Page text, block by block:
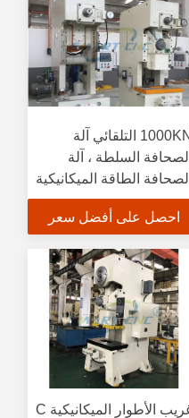
1000KN التلقائي آلة
الصحافة السلطة ، آلة
الصحافة الطاقة الميكانيكية
احصل على أفضل سعر
غريب الأطوار الميكانيكية C